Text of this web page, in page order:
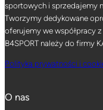
sportowych i sprzedajemy
Tworzymy dedykowane
oferujemy we współpracy
B4SPORT należy do firmy
Polityka prywatności i
O nas